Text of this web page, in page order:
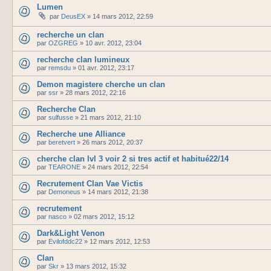
Lumen
par DeusEX » 14 mars 2012, 22:59
recherche un clan
par OZGREG » 10 avr. 2012, 23:04
recherche clan lumineux
par remsdu » 01 avr. 2012, 23:17
Demon magistere cherche un clan
par ssr » 28 mars 2012, 22:16
Recherche Clan
par sulfusse » 21 mars 2012, 21:10
Recherche une Alliance
par beretvert » 26 mars 2012, 20:37
cherche clan lvl 3 voir 2 si tres actif et habitué22/14
par TEARONE » 24 mars 2012, 22:54
Recrutement Clan Vae Victis
par Demoneus » 14 mars 2012, 21:38
recrutement
par nasco » 02 mars 2012, 15:12
Dark&Light Venon
par Evilofddc22 » 12 mars 2012, 12:53
Clan
par Skr » 13 mars 2012, 15:32